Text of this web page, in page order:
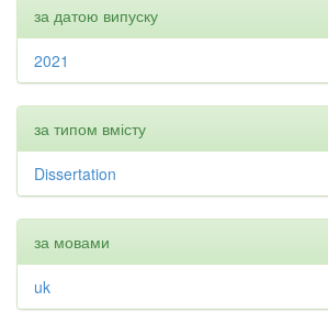
за датою випуску
2021
за типом вмісту
Dissertation
за мовами
uk